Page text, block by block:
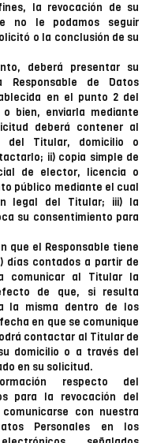
la revocación de su
no le podamos seguir
o la conclusión de su
deberá presentar su
Responsable de Datos
en el punto 2 del
bien, enviarla mediante
deberá contener al
del Titular, domicilio o
ii) copia simple de
de elector, licencia o
público mediante el cual
legal del Titular; iii) la
su consentimiento para
que el Responsable tiene
días contados a partir de
comunicar al Titular la
de que, si resulta
la misma dentro de los
en que se comunique
contactar al Titular de
domicilio o a través del
en su solicitud.
respecto del
para la revocación del
con nuestra
Personales en los